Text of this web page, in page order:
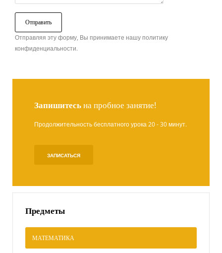
Отправляя эту форму, Вы принимаете нашу политику
конфиденциальности.
Запишитесьна пробное занятие!
Продолжительность бесплатного урока 20 - 30 минут.
ЗАПИСАТЬСЯ
Предметы
МАТЕМАТИКА